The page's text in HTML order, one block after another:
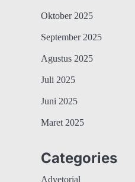
Oktober 2025
September 2025
Agustus 2025
Juli 2025
Juni 2025
Maret 2025
Categories
Advetorial